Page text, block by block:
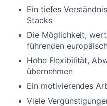
Ein tiefes
Stacks
Die Möglichkeit,
führenden
Hohe Flexibilität,
übernehmen
Ein motivierendes
Viele